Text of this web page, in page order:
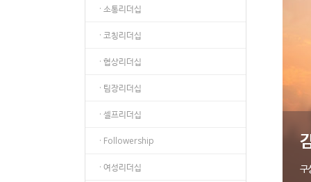
· 소통리더십
· 코칭리더십
· 협상리더십
· 팀장리더십
· 셀프리더십
· Followership
· 여성리더십 구